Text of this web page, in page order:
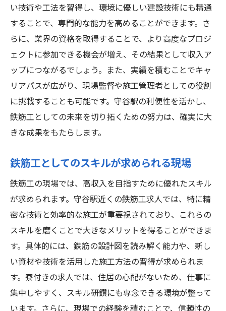
い技術や工法を習得し、環境に優しい建設技術にも精通
することで、専門的な能力を高めることができます。さ
らに、業界の資格を取得することで、より高度なプロジ
ェクトに参加できる機会が増え、その結果として収入ア
ップにつながるでしょう。また、実績を積むことでキャ
リアパスが広がり、現場監督や施工管理者としての役割
に挑戦することも可能です。守谷駅の利便性を活かし、
鉄筋工としての未来を切り拓くための努力は、確実に大
きな成果をもたらします。
鉄筋工としてのスキルが求められる現場
鉄筋工の現場では、高収入を目指すために優れたスキル
が求められます。守谷駅近くの鉄筋工求人では、特に精
密な技術と効率的な施工が重要視されており、これらの
スキルを磨くことで大きなメリットを得ることができま
す。具体的には、鉄筋の設計図を読み解く能力や、新し
い資材や技術を活用した施工方法の習得が求められま
す。寮付きの求人では、住居の心配がないため、仕事に
集中しやすく、スキル研鑽にも専念できる環境が整って